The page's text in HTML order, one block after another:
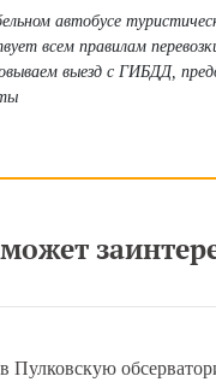
автобусе
всем правилам
выезд с ГИБДД,
Пулковскую